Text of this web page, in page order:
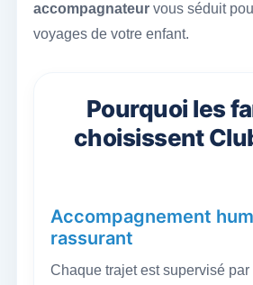
accompagnateurvous séduit
voyages de votre enfant.
Pourquoi les
choisissent
Accompagnement
rassurant
Chaque trajet est supervisé par